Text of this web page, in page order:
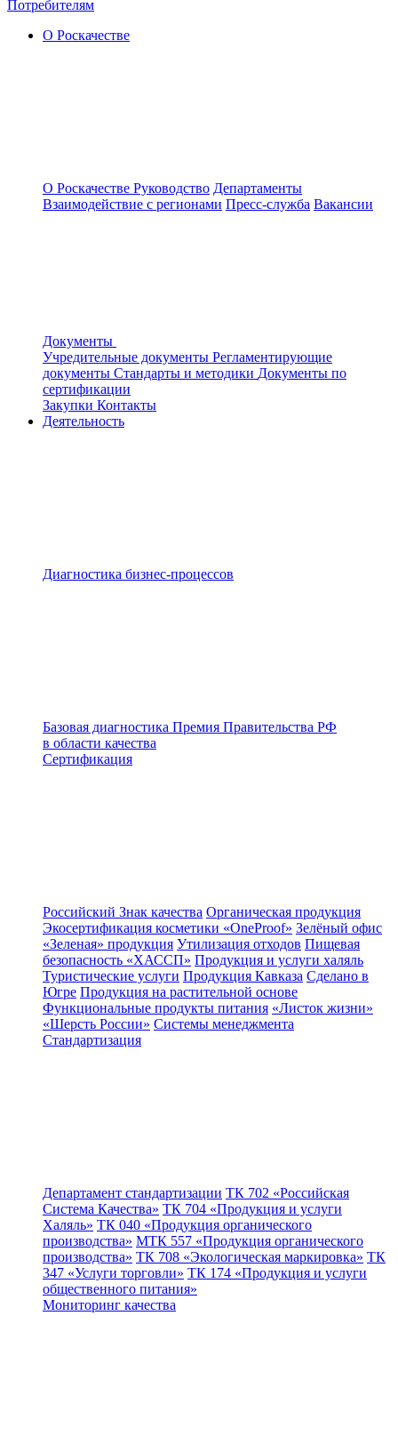
Потребителям
О Роскачестве
О Роскачестве Руководство Департаменты
Взаимодействие с регионами Пресс-служба Вакансии
Документы
Учредительные документы Регламентирующие
документы Стандарты и методики Документы по
сертификации
Закупки Контакты
Деятельность
Диагностика бизнес-процессов
Базовая диагностика Премия Правительства РФ
в области качества
Сертификация
Российский Знак качества Органическая продукция
Экосертификация косметики «OneProof» Зелёный офис
«Зеленая» продукция Утилизация отходов Пищевая
безопасность «ХАССП» Продукция и услуги халяль
Туристические услуги Продукция Кавказа Сделано в
Югре Продукция на растительной основе
Функциональные продукты питания «Листок жизни»
«Шерсть России» Системы менеджмента
Стандартизация
Департамент стандартизации ТК 702 «Российская
Система Качества» ТК 704 «Продукция и услуги
Халяль» ТК 040 «Продукция органического
производства» МТК 557 «Продукция органического
производства» ТК 708 «Экологическая маркировка» ТК
347 «Услуги торговли» ТК 174 «Продукция и услуги
общественного питания»
Мониторинг качества